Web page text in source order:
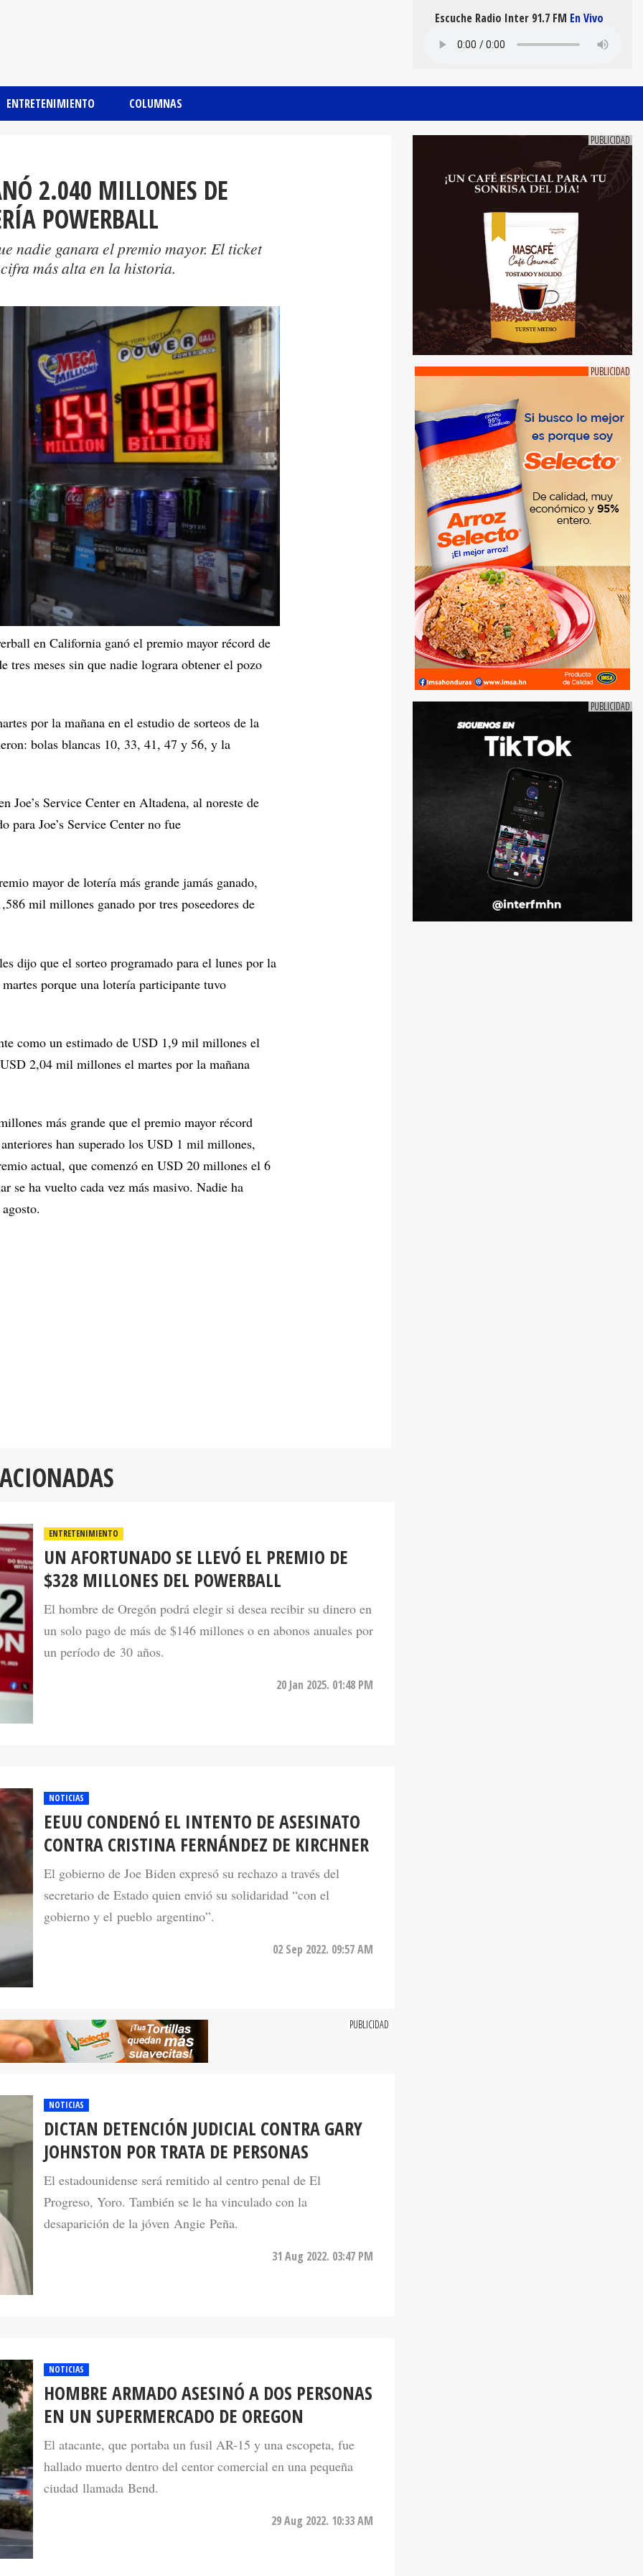
ENTRETENIMIENTO COLUMNAS
Escuche Radio Inter 91.7 FM En Vivo
2.040 MILLONES DE
POWERBALL
nadie ganara el premio mayor. El ticket
más alta en la historia.
en California ganó el premio mayor récord de
tres meses sin que nadie lograra obtener el pozo
por la mañana en el estudio de sorteos de la
bolas blancas 10, 33, 41, 47 y 56, y la
Joe’s Service Center en Altadena, al noreste de
para Joe’s Service Center no fue
mayor de lotería más grande jamás ganado,
mil millones ganado por tres poseedores de
dijo que el sorteo programado para el lunes por la
porque una lotería participante tuvo
como un estimado de USD 1,9 mil millones el
2,04 mil millones el martes por la mañana
más grande que el premio mayor récord
han superado los USD 1 mil millones,
actual, que comenzó en USD 20 millones el 6
se ha vuelto cada vez más masivo. Nadie ha
ENTRETENIMIENTO
UN AFORTUNADO SE LLEVÓ EL PREMIO DE
$328 MILLONES DEL POWERBALL
El hombre de Oregón podrá elegir si desea recibir su dinero en
un solo pago de más de $146 millones o en abonos anuales por
un período de 30 años.
20 Jan 2025. 01:48 PM
NOTICIAS
EEUU CONDENÓ EL INTENTO DE ASESINATO
CONTRA CRISTINA FERNÁNDEZ DE KIRCHNER
El gobierno de Joe Biden expresó su rechazo a través del
secretario de Estado quien envió su solidaridad “con el
gobierno y el pueblo argentino”.
02 Sep 2022. 09:57 AM
DICTAN DETENCIÓN JUDICIAL CONTRA GARY
JOHNSTON POR TRATA DE PERSONAS
El estadounidense será remitido al centro penal de El
Progreso, Yoro. También se le ha vinculado con la
desaparición de la jóven Angie Peña.
HOMBRE ARMADO ASESINÓ A DOS PERSONAS
EN UN SUPERMERCADO DE OREGON
El atacante, que portaba un fusil AR-15 y una escopeta, fue
hallado muerto dentro del centor comercial en una pequeña
ciudad llamada Bend.